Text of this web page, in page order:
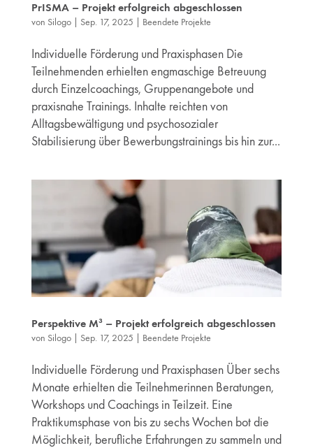
PrISMA – Projekt erfolgreich abgeschlossen
von Silogo| Sep. 17, 2025 Beendete Projekte
Individuelle Förderung und Praxisphasen Die
Teilnehmenden erhielten engmaschige Betreuung
durch Einzelcoachings, Gruppenangebote und
praxisnahe Trainings. Inhalte reichten von
Alltagsbewältigung und psychosozialer
Stabilisierung über Bewerbungstrainings bis hin zur...
Perspektive M³ – Projekt erfolgreich abgeschlossen
von Silogo| Sep. 17, 2025 Beendete Projekte
Individuelle Förderung und Praxisphasen Über sechs
Monate erhielten die Teilnehmerinnen Beratungen,
Workshops und Coachings in Teilzeit. Eine
Praktikumsphase von bis zu sechs Wochen bot die
Möglichkeit, berufliche Erfahrungen zu sammeln und